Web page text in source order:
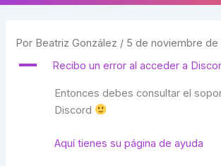
Por Beatriz González / 5 de noviembre de
A Recibo un error al acceder a
Entonces debes consultar el
Discord
Aquí tienes su página de ayuda